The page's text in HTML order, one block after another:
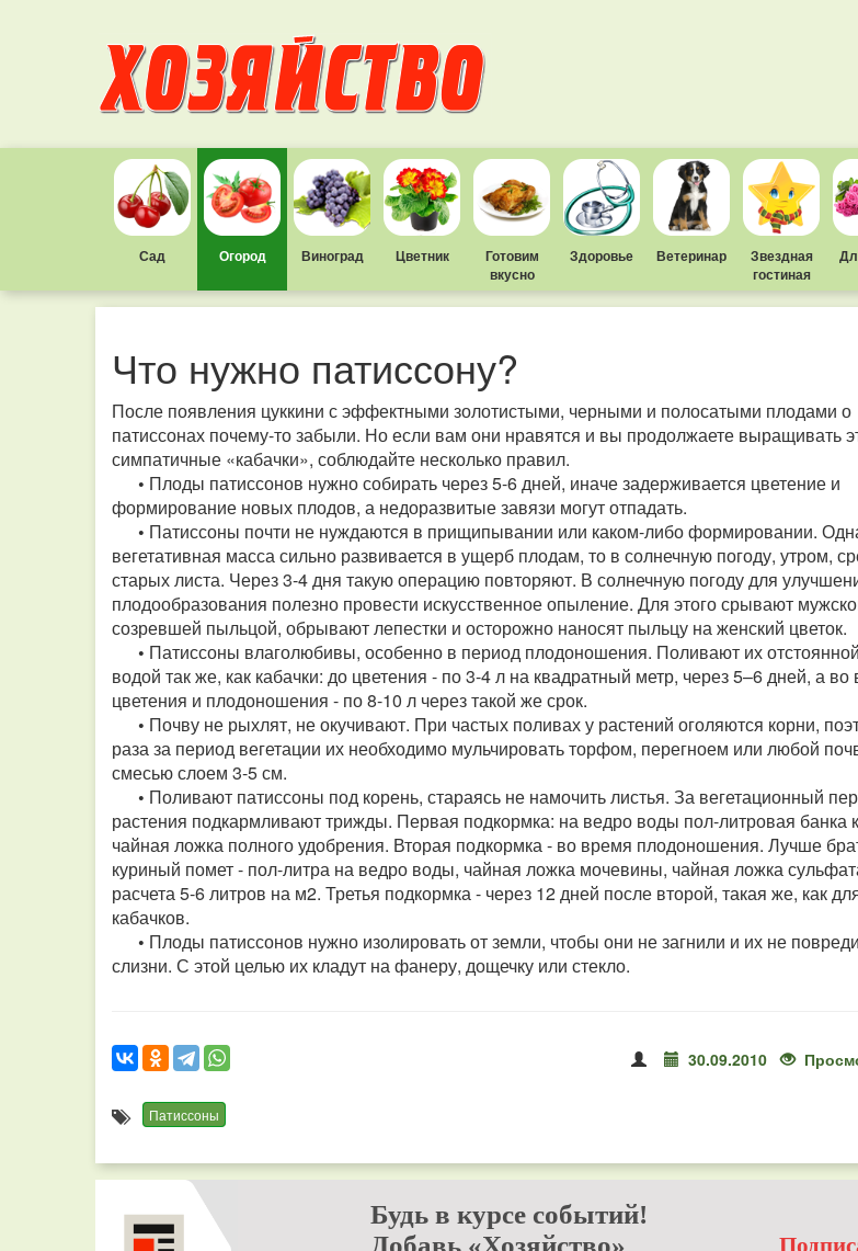
Сад Огород Виноград Цветник
Готовим
вкусно
Здоровье Ветеринар
Звездная
гостиная
Что нужно патиссону?
После появления цуккини с эффектными золотистыми, черными и полосатыми плодами о
патиссонах почему-то забыли. Но если вам они нравятся и вы продолжаете выращивать
симпатичные «кабачки», соблюдайте несколько правил.
• Плоды патиссонов нужно собирать через 5-6 дней, иначе задерживается цветение и
формирование новых плодов, а недоразвитые завязи могут отпадать.
• Патиссоны почти не нуждаются в прищипывании или каком-либо формировании.
вегетативная масса сильно развивается в ущерб плодам, то в солнечную погоду, утром,
старых листа. Через 3-4 дня такую операцию повторяют. В солнечную погоду для
плодообразования полезно провести искусственное опыление. Для этого срывают
созревшей пыльцой, обрывают лепестки и осторожно наносят пыльцу на женский цветок.
• Патиссоны влаголюбивы, особенно в период плодоношения. Поливают их
водой так же, как кабачки: до цветения - по 3-4 л на квадратный метр, через 5–6 дней, а во
цветения и плодоношения - по 8-10 л через такой же срок.
• Почву не рыхлят, не окучивают. При частых поливах у растений оголяются корни,
раза за период вегетации их необходимо мульчировать торфом, перегноем или любой
смесью слоем 3-5 см.
• Поливают патиссоны под корень, стараясь не намочить листья. За вегетационный
растения подкармливают трижды. Первая подкормка: на ведро воды пол-литровая банка
чайная ложка полного удобрения. Вторая подкормка - во время плодоношения. Лучше
куриный помет - пол-литра на ведро воды, чайная ложка мочевины, чайная ложка
расчета 5-6 литров на м2. Третья подкормка - через 12 дней после второй, такая же, как
кабачков.
• Плоды патиссонов нужно изолировать от земли, чтобы они не загнили и их не
слизни. С этой целью их кладут на фанеру, дощечку или стекло.
30.09.2010
Патиссоны
Будь в курсе событий!
Добавь «Хозяйство»